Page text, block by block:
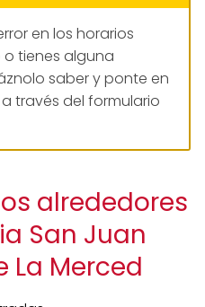
en los horarios
tienes alguna
saber y ponte en
través del formulario
alrededores
San Juan
La Merced